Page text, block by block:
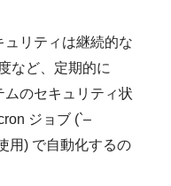
ュリティは継続的な
など、定期的に
ムのセキュリティ状
ジョブ (`–
用) で自動化するの